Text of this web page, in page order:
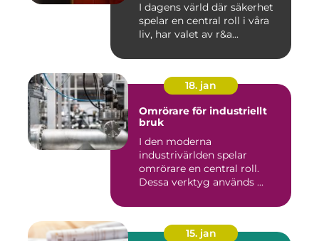
I dagens värld där säkerhet
spelar en central roll i våra
liv, har valet av r&a...
18. jan
Omrörare för industriellt
bruk
I den moderna
industrivärlden spelar
omrörare en central roll.
Dessa verktyg används ...
15. jan